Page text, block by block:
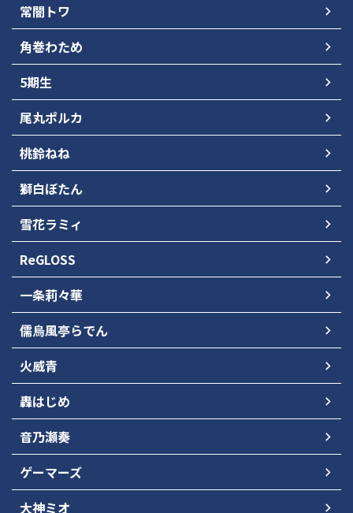
常闇トワ
角巻わため
5期生
尾丸ポルカ
桃鈴ねね
獅白ぼたん
雪花ラミィ
ReGLOSS
一条莉々華
儒烏風亭らでん
火威青
轟はじめ
音乃瀬奏
ゲーマーズ
大神ミオ